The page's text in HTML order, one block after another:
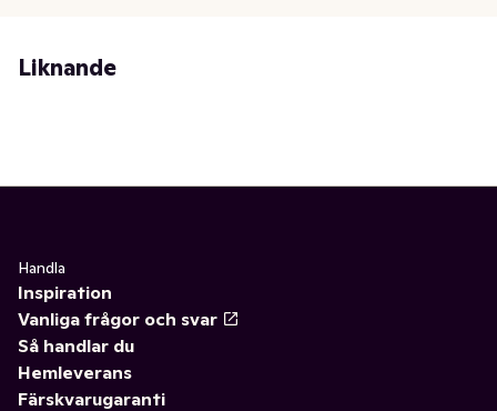
Liknande
Handla
Inspiration
Vanliga frågor och svar
Så handlar du
Hemleverans
Färskvarugaranti